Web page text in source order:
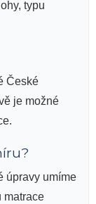
typu
České
je možné
úpravy umíme
matrace